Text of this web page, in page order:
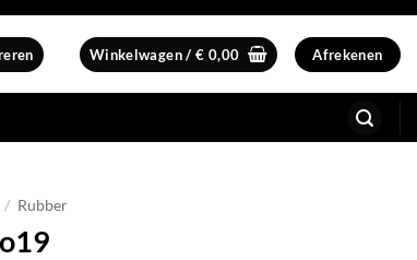
Winkelwagen /€ 0,00 Afrekenen
/ Rubber